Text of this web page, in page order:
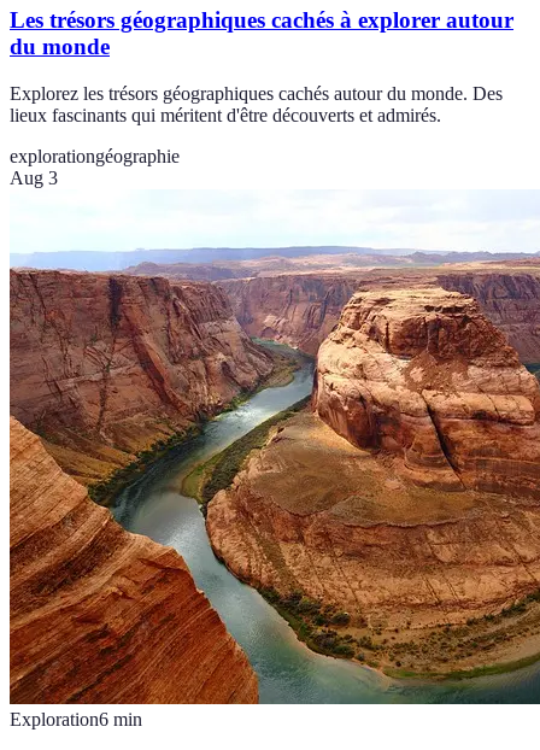
Les trésors géographiques cachés à explorer autour
du monde
Explorez les trésors géographiques cachés autour du monde. Des
lieux fascinants qui méritent d'être découverts et admirés.
explorationgéographie
Aug 3
Exploration6 min